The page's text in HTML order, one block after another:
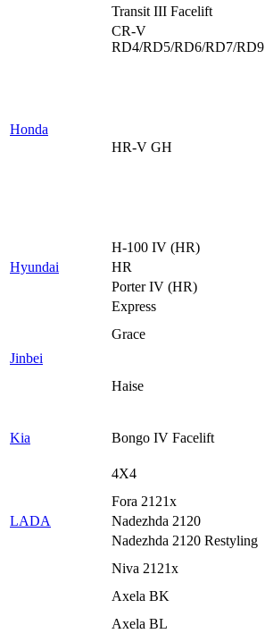
Transit III Facelift
Honda
CR-V
RD4/RD5/RD6/RD7/RD9
HR-V GH
Hyundai
H-100 IV (HR)
HR
Porter IV (HR)
Jinbei
Express
Grace
Haise
Kia
Bongo IV Facelift
LADA
4X4
Fora 2121x
Nadezhda 2120
Nadezhda 2120 Restyling
Niva 2121x
Axela BK
Axela BL